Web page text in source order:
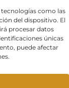
como las
del dispositivo. El
procesar datos
únicas
puede afectar